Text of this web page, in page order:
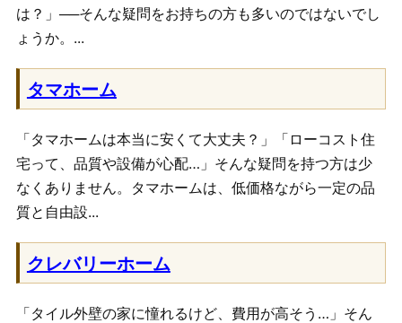
は？」──そんな疑問をお持ちの方も多いのではないでし
ょうか。...
タマホーム
「タマホームは本当に安くて大丈夫？」「ローコスト住
宅って、品質や設備が心配…」そんな疑問を持つ方は少
なくありません。タマホームは、低価格ながら一定の品
質と自由設...
クレバリーホーム
「タイル外壁の家に憧れるけど、費用が高そう…」そん